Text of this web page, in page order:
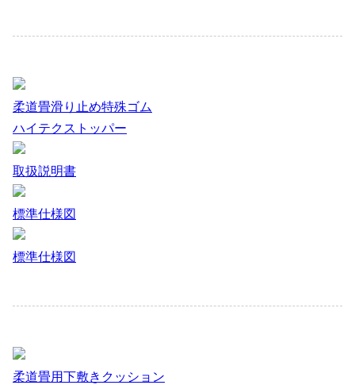
柔道畳滑り止め特殊ゴム
ハイテクストッパー
取扱説明書
標準仕様図
標準仕様図
柔道畳用下敷きクッション